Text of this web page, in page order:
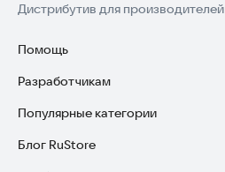
Дистрибутив для производителей
Помощь
Установка RuStore на TV
Установка RuStore на телефон
Установка RuStore в машину
Разработчикам
Зарабатывать с RuStore
Стать разработчиком
Популярные категории
Игры для Android
Блог RuStore